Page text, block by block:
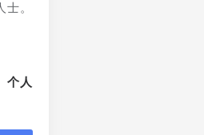
。
个人